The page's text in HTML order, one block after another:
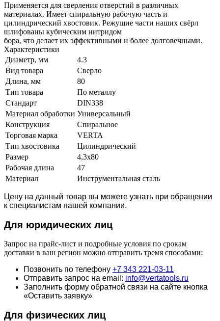
Применяется для сверления отверстий в различных
материалах. Имеет спиральную рабочую часть и
цилиндрический хвостовик. Режущие части наших свёрл
шлифованы кубическим нитридом
бора, что делает их эффективными и более долговечными.
Характеристики
Диаметр, мм
4.3
Вид товара
Сверло
Длина, мм
80
Тип товара
По металлу
Стандарт
DIN338
Материал обработки Универсальный
Конструкция
Спиральное
Торговая марка
VERTA
Тип хвостовика
Цилиндрический
Размер
4,3х80
Рабочая длина
47
Материал
Инструментальная сталь
Цену на данный товар вы можете узнать при обращении
к специалистам нашей компании.
Для юридических лиц
Запрос на прайс-лист и подробные условия по срокам
доставки в ваш регион можно отправить тремя способами:
Позвонить по телефону +7 343 221-03-11
Отправить запрос на email: info@vertatools.ru
Заполнить форму обратной связи на сайте кнопка
«Оставить заявку»
Для физических лиц